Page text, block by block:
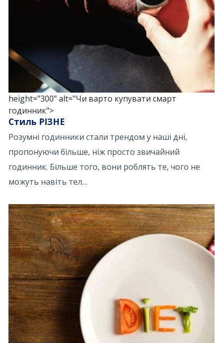
height="300" alt="Чи варто купувати смарт
годинник">
Стиль РІЗНЕ
Розумні годинники стали трендом у наші дні,
пропонуючи більше, ніж просто звичайний
годинник. Більше того, вони роблять те, чого не
можуть навіть тел…